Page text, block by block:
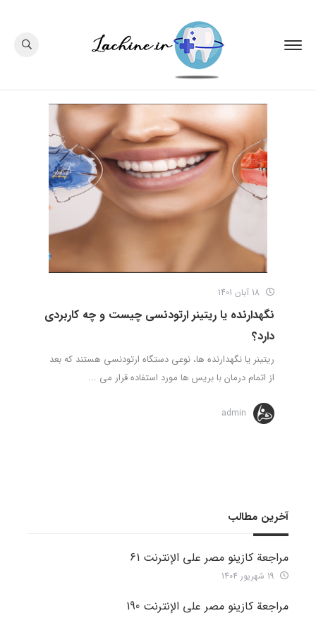
نگهدارنده یا ریتینر ارتودنسی چیست و چه کاربردی
دارد؟
ریتینر یا نگهدارنده ها، نوعی دستگاه ارتودنسی هستند که بعد
از اتمام درمان با بریس ها مورد استفاده قرار می ...
admin
آخرین مطالب
مراجعة كازينو مصر على الإنترنت 61
مراجعة كازينو مصر على الإنترنت 190